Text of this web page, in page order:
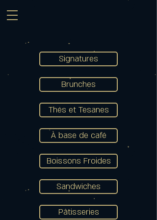
Boissons Froides
Sandwiches
Pâtisseries
Signatures
À base de café
Brunches
Thés et Tesanes